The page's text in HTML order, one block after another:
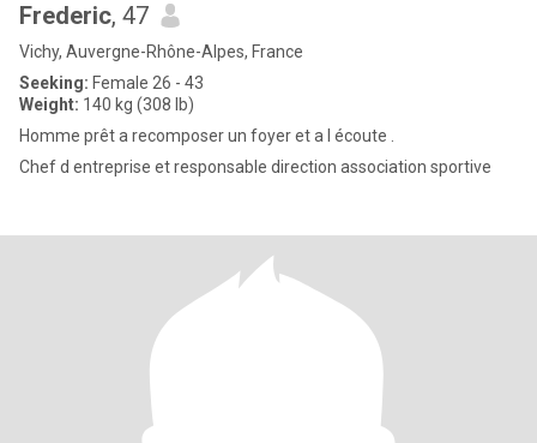
Frederic, 47
Vichy, Auvergne-Rhône-Alpes, France
Seeking: Female 26 - 43
Weight: 140 kg (308 lb)
Homme prêt a recomposer un foyer et a l écoute .
Chef d entreprise et responsable direction association sportive